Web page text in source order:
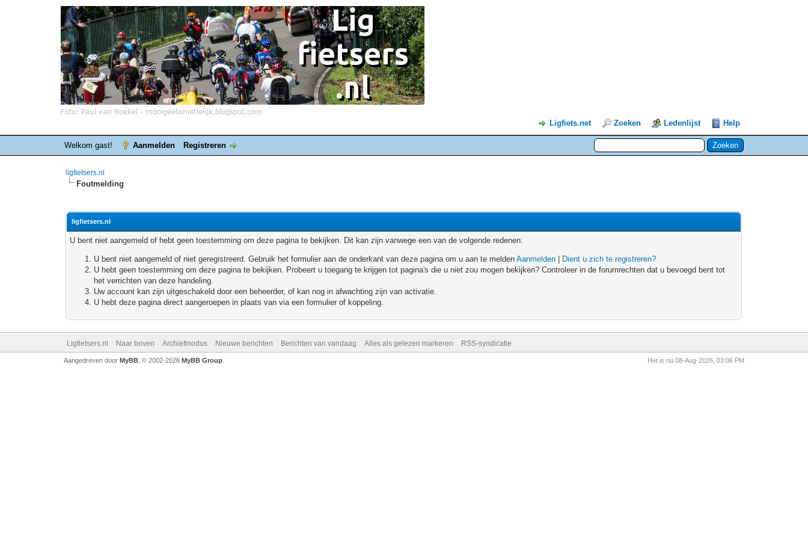
Ligfiets.net Zoeken Ledenlijst Help
Welkom gast! Aanmelden Registreren
ligfietsers.nl
Foutmelding
ligfietsers.nl
U bent niet aangemeld of hebt geen toestemming om deze pagina te bekijken. Dit kan zijn vanwege een van de volgende redenen:
U bent niet aangemeld of niet geregistreerd. Gebruik het formulier aan de onderkant van deze pagina om u aan te meldenAanmelden
Dient u zich te registreren?
U hebt geen toestemming om deze pagina te bekijken. Probeert u toegang te krijgen tot pagina's die u niet zou mogen bekijken? Controleer in de forumrechten dat u bevoegd bent tot
het verrichten van deze handeling.
Uw account kan zijn uitgeschakeld door een beheerder, of kan nog in afwachting zijn van activatie.
U hebt deze pagina direct aangeroepen in plaats van via een formulier of koppeling.
Ligfietsers.nl Naar boven Archiefmodus Nieuwe berichten Berichten van vandaag Alles als gelezen markeren RSS-syndicatie
Het is nu 08-Aug-2026, 03:06 PM
Aangedreven door MyBB, © 2002-2026 MyBB Group.